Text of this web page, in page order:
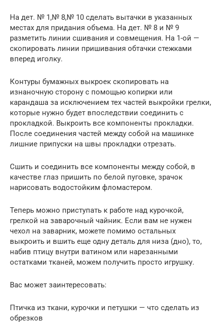
На дет. № 1,№ 8,№ 10 сделать вытачки в указанных
местах для придания объема. На дет. № 8 и № 9
разметить линии сшивания и совмещения. На 1-ой —
скопировать линии пришивания обтачки стежками
вперед иголку.
Контуры бумажных выкроек скопировать на
изнаночную сторону с помощью копирки или
карандаша за исключением тех частей выкройки грелки,
которые нужно будет впоследствии соединить с
прокладкой. Выкроить все компоненты прокладки.
После соединения частей между собой на машинке
лишние припуски на швы прокладки отрезать.
Сшить и соединить все компоненты между собой, в
качестве глаз пришить по белой пуговке, зрачок
нарисовать водостойким фломастером.
Теперь можно приступать к работе над курочкой,
грелкой на заварочный чайник. Если вам не нужен
чехол на заварник, можете помимо остальных
выкроить и вшить еще одну деталь для низа (дно), то,
набив птицу внутри ватином или нарезанными
остатками тканей, можем получить просто игрушку.
Вас может заинтересовать:
Птичка из ткани, курочки и петушки — что сделать из
обрезков